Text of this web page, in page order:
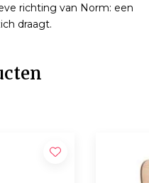
richting van Norm: een
draagt.